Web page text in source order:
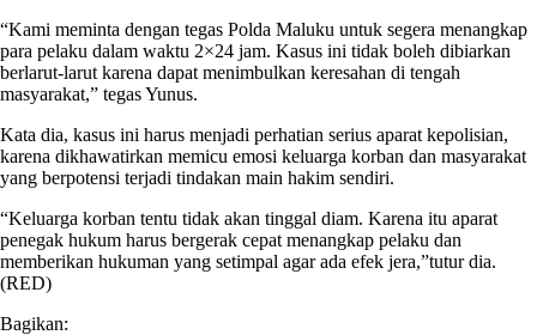
“Kami meminta dengan tegas Polda Maluku untuk segera menangkap
para pelaku dalam waktu 2×24 jam. Kasus ini tidak boleh dibiarkan
berlarut-larut karena dapat menimbulkan keresahan di tengah
masyarakat,” tegas Yunus.
Kata dia, kasus ini harus menjadi perhatian serius aparat kepolisian,
karena dikhawatirkan memicu emosi keluarga korban dan masyarakat
yang berpotensi terjadi tindakan main hakim sendiri.
“Keluarga korban tentu tidak akan tinggal diam. Karena itu aparat
penegak hukum harus bergerak cepat menangkap pelaku dan
memberikan hukuman yang setimpal agar ada efek jera,”tutur dia.
(RED)
Bagikan: